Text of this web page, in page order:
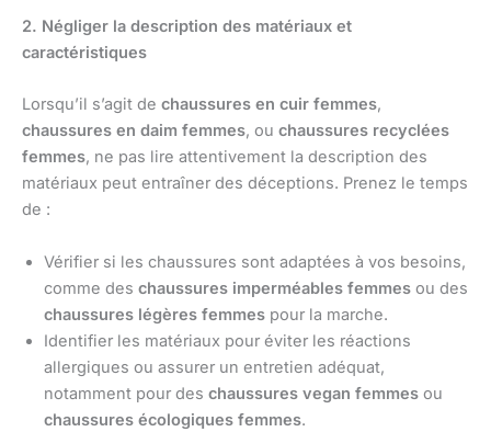
2. Négliger la description des matériaux et
caractéristiques
Lorsqu’il s’agit de chaussures en cuir femmes,
chaussures en daim femmes, ou chaussures recyclées
femmes, ne pas lire attentivement la description des
matériaux peut entraîner des déceptions. Prenez le temps
de :
Vérifier si les chaussures sont adaptées à vos besoins,
comme des chaussures imperméables femmes ou des
chaussures légères femmes pour la marche.
Identifier les matériaux pour éviter les réactions
allergiques ou assurer un entretien adéquat,
notamment pour des chaussures vegan femmes ou
chaussures écologiques femmes.